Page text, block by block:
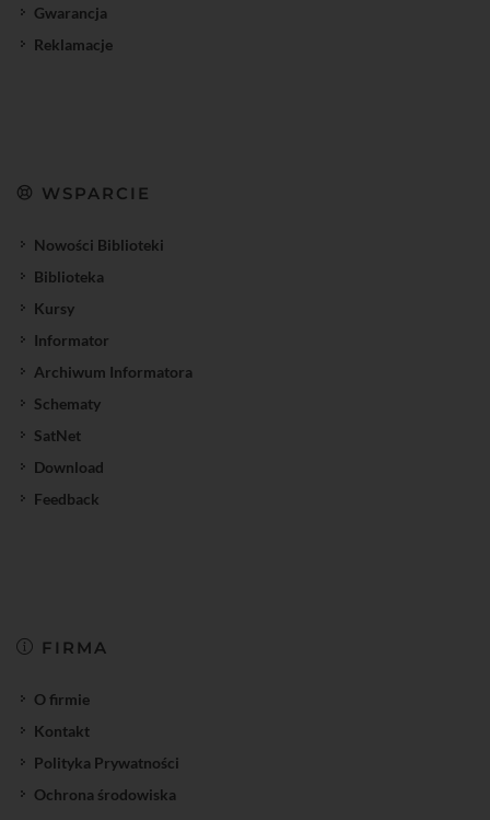
Gwarancja
Reklamacje
WSPARCIE
Nowości Biblioteki
Biblioteka
Kursy
Informator
Archiwum Informatora
Schematy
SatNet
Download
Feedback
FIRMA
O firmie
Kontakt
Polityka Prywatności
Ochrona środowiska